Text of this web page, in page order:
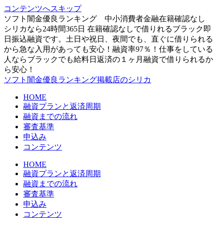
コンテンツへスキップ
ソフト闇金優良ランキング 中小消費者金融在籍確認なし
シリカなら24時間365日 在籍確認なしで借りれるブラック即
日振込融資です。土日や祝日、夜間でも、直ぐに借りられる
から急な入用があっても安心！融資率97％！仕事をしている
人ならブラックでも給料日返済の１ヶ月融資で借りられるか
ら安心！
ソフト闇金優良ランキング掲載店のシリカ
HOME
融資プランと返済周期
融資までの流れ
審査基準
申込み
コンテンツ
HOME
融資プランと返済周期
融資までの流れ
審査基準
申込み
コンテンツ